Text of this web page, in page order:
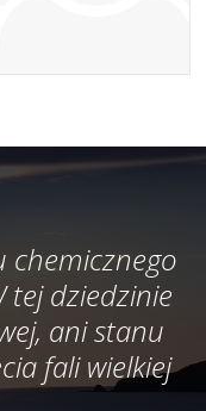
chemicznego
tej dziedzinie
ani stanu
fali wielkiej